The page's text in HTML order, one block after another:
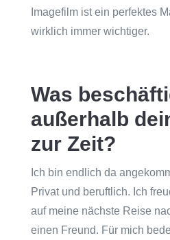
Imagefilm ist ein perfektes
wirklich immer wichtiger.
Was
außerhalb
zur Zeit?
Ich bin endlich da
Privat und beruftlich. Ich
auf meine nächste Reise
einen Freund. Für mich